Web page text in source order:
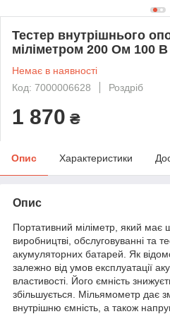
Тестер внутрішнього
міліметром 200 Ом 100
Немає в наявності
Код: 7000006628
Роздріб
1 870 ₴
Опис Характеристики
Опис
Портативний міліметр, який має
виробництві, обслуговуванні та
акумуляторних батарей. Як
залежно від умов експлуатації
властивості. Його ємність
збільшується. Мільямометр дає
внутрішню ємність, а також